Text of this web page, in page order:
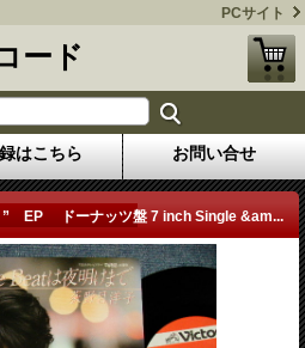
PCサイト
ード
はこちら お問い合せ
EP ドーナッツ盤 7 inch Single &am...